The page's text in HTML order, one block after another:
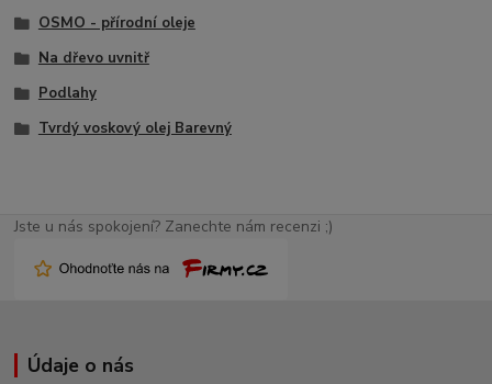
OSMO - přírodní oleje
Na dřevo uvnitř
Podlahy
Tvrdý voskový olej Barevný
Jste u nás spokojení? Zanechte nám recenzi ;)
Údaje o nás